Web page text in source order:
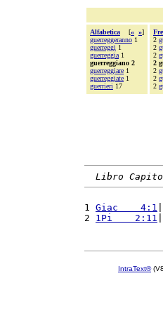
Alfabetica [« »]
guerreggeranno 1
guerreggi 1
guerreggia 1
guerreggiano 2
guerreggiare 1
guerreggiate 1
guerrieri 17
2
2
2
2
2
2
2
Libro
1 Giac    4:1
2 1Pi    2:11
IntraText®